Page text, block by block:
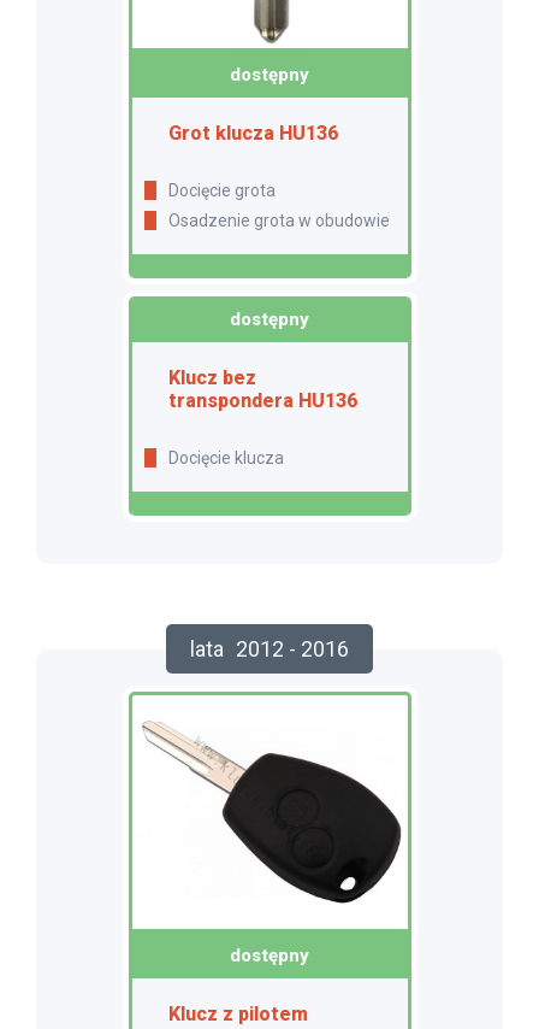
dostępny
Grot klucza HU136
Docięcie grota
Osadzenie grota w obudowie
dostępny
Klucz bez
transpondera HU136
Docięcie klucza
lata 2012 - 2016
dostępny
Klucz z pilotem